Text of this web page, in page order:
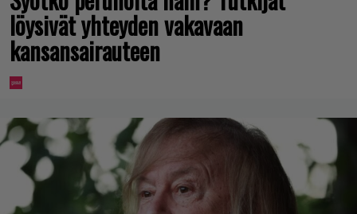
löysivät yhteyden vakavaan
kansansairauteen